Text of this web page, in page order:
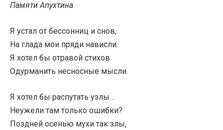
Памяти Апухтина
Я устал от бессонниц и снов,
На глада мои пряди нависли:
Я хотел бы отравой стихов
Одурманить несносные мысли.
Я хотел бы распутать узлы…
Неужели там только ошибки?
Поздней осенью мухи так злы,